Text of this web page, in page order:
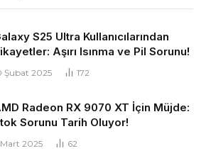
S25 Ultra Kullanıcılarından
Aşırı Isınma ve Pil Sorunu!
Şubat 2025 172
Radeon RX 9070 XT İçin Müjde:
Sorunu Tarih Oluyor!
2025 62